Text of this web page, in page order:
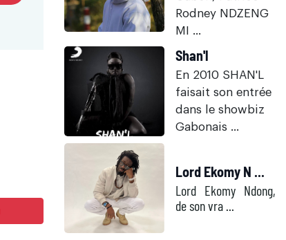
Rodney NDZENG
MI ...
Shan'l
En 2010 SHAN'L
faisait son entrée
dans le showbiz
Gabonais ...
Lord Ekomy N ...
Lord Ekomy Ndong,
de son vra ...